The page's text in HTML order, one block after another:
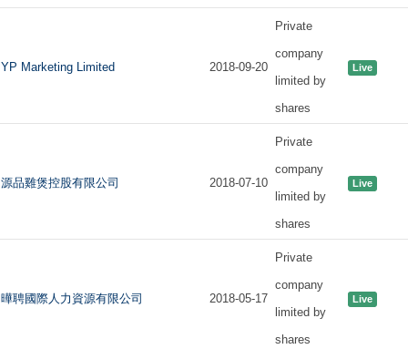
YP Marketing Limited 2018-09-20
Private
company
limited by
shares
Live
源品雞煲控股有限公司 2018-07-10
Private
company
limited by
shares
Live
曄聘國際人力資源有限公司 2018-05-17
Private
company
limited by
shares
Live